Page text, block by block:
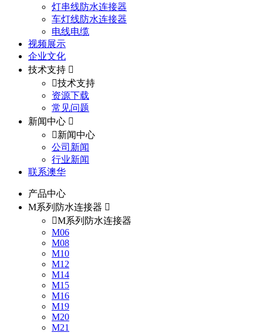
灯串线防水连接器
车灯线防水连接器
电线电缆
视频展示
企业文化
技术支持
技术支持
资源下载
常见问题
新闻中心
新闻中心
公司新闻
行业新闻
联系澳华
产品中心
M系列防水连接器
M系列防水连接器
M06
M08
M10
M12
M14
M15
M16
M19
M20
M21